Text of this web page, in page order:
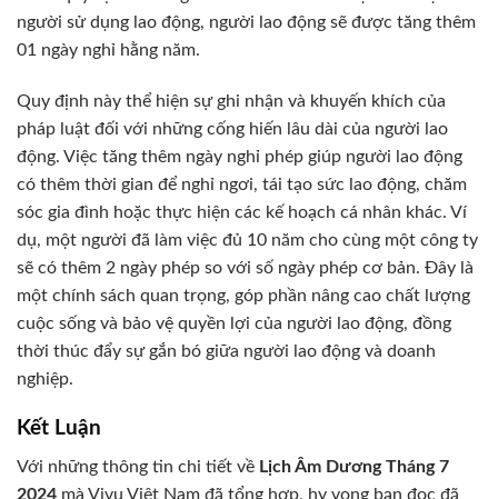
người sử dụng lao động, người lao động sẽ được tăng thêm
01 ngày nghỉ hằng năm.
Quy định này thể hiện sự ghi nhận và khuyến khích của
pháp luật đối với những cống hiến lâu dài của người lao
động. Việc tăng thêm ngày nghỉ phép giúp người lao động
có thêm thời gian để nghỉ ngơi, tái tạo sức lao động, chăm
sóc gia đình hoặc thực hiện các kế hoạch cá nhân khác. Ví
dụ, một người đã làm việc đủ 10 năm cho cùng một công ty
sẽ có thêm 2 ngày phép so với số ngày phép cơ bản. Đây là
một chính sách quan trọng, góp phần nâng cao chất lượng
cuộc sống và bảo vệ quyền lợi của người lao động, đồng
thời thúc đẩy sự gắn bó giữa người lao động và doanh
nghiệp.
Kết Luận
Với những thông tin chi tiết về Lịch Âm Dương Tháng 7
2024 mà Vivu Việt Nam đã tổng hợp, hy vọng bạn đọc đã